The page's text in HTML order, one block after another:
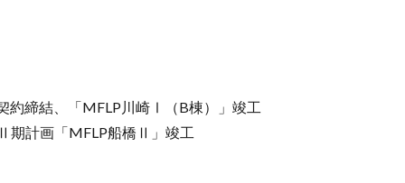
約締結、「MFLP川崎Ⅰ（B棟）」竣工
期計画「MFLP船橋Ⅱ」竣工